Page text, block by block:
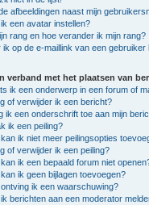
afbeeldingen naast mijn
een avatar instellen?
rang en hoe verander ik mijn rang?
ik op de e-maillink van een
verband met het plaatsen van
ik een onderwerp in een forum of
of verwijder ik een bericht?
ik een onderschrift toe aan mijn
ik een peiling?
ik niet meer peilingsopties
of verwijder ik een peiling?
ik een bepaald forum niet
ik geen bijlagen toevoegen?
ik een waarschuwing?
berichten aan een moderator